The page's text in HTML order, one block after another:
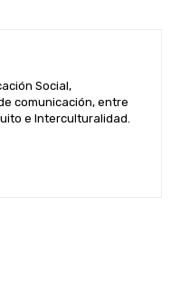
Social,
comunicación, entre
e Interculturalidad.